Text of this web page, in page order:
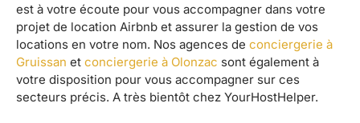
est à votre écoute pour vous accompagner dans votre
projet de location Airbnb et assurer la gestion de vos
locations en votre nom. Nos agences de conciergerie à
Gruissan et conciergerie à Olonzac sont également à
votre disposition pour vous accompagner sur ces
secteurs précis. A très bientôt chez YourHostHelper.